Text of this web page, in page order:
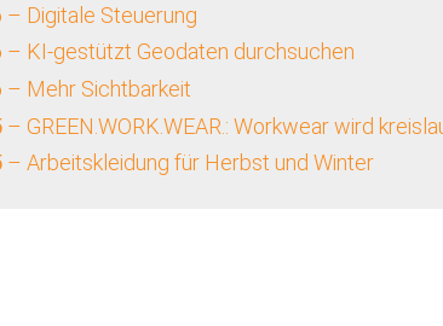
– Digitale Steuerung
– KI-gestützt Geodaten durchsuchen
– Mehr Sichtbarkeit
– GREEN.WORK.WEAR.: Workwear wird
– Arbeitskleidung für Herbst und Winter